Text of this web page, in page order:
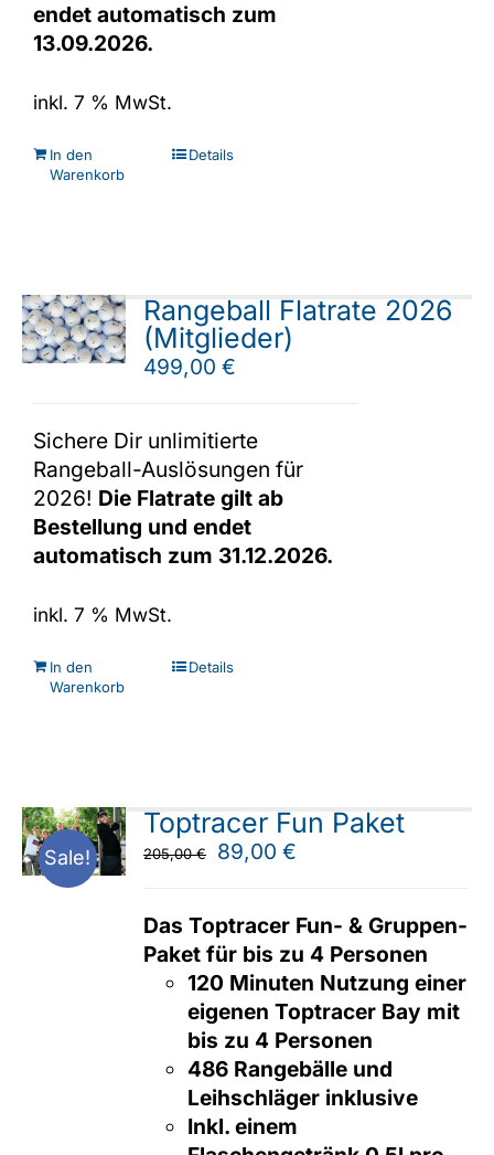
endet automatisch zum
13.09.2026.
inkl. 7 % MwSt.
In den
Warenkorb
Details
Rangeball Flatrate 2026
(Mitglieder)
499,00€
Sichere Dir unlimitierte
Rangeball-Auslösungen für
2026! Die Flatrate gilt ab
Bestellung und endet
automatisch zum 31.12.2026.
inkl. 7 % MwSt.
In den
Warenkorb
Details
Sale!
Toptracer Fun Paket
205,00€
Ursprünglicher
205,00 €
89,00€
89,00 €.
Das Toptracer Fun- & Gruppen-
Paket für bis zu 4 Personen
120 Minuten Nutzung einer
eigenen Toptracer Bay mit
bis zu 4 Personen
486 Rangebälle und
Leihschläger inklusive
Inkl. einem